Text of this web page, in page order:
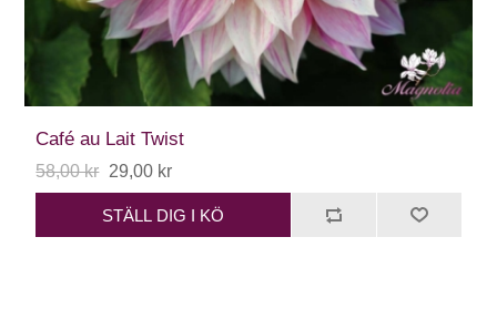
Café au Lait Twist
58,00 kr 29,00 kr
STÄLL DIG I KÖ